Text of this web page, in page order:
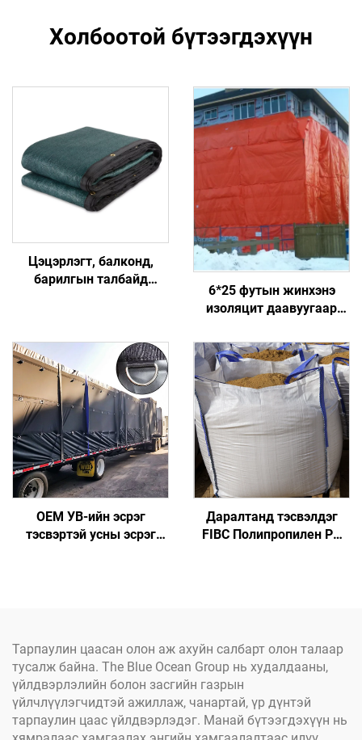
Холбоотой бүтээгдэхүүн
Цэцэрлэгт, балконд,
барилгын талбайд
6*25 футын жинхэнэ
изоляцит даавуугаар
зуухан, бат бөх
материалтай хийгдсэн
OEM УВ-ийн эсрэг
тэсвэртэй усны эсрэг
Даралтанд тэсвэлдэг
FIBC Полипропилен PP
Тарпаулин цаасан олон аж ахуйн салбарт олон талаар
тусалж байна. The Blue Ocean Group нь худалдааны,
үйлдвэрлэлийн болон засгийн газрын
үйлчлүүлэгчидтэй ажиллаж, чанартай, үр дүнтэй
тарпаулин цаас үйлдвэрлэдэг. Манай бүтээгдэхүүн нь